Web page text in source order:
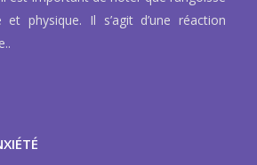
physique. Il s’agit d’une réaction